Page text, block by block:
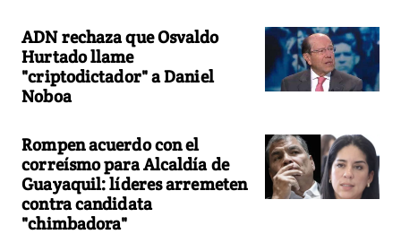
ADN rechaza que Osvaldo
Hurtado llame
"criptodictador" a Daniel
Noboa
Rompen acuerdo con el
correísmo para Alcaldía de
Guayaquil: líderes arremeten
contra candidata
"chimbadora"